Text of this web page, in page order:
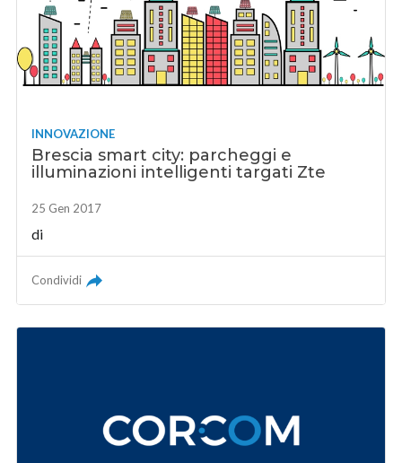
INNOVAZIONE
Brescia smart city: parcheggi e
illuminazioni intelligenti targati Zte
25 Gen 2017
di
Condividi